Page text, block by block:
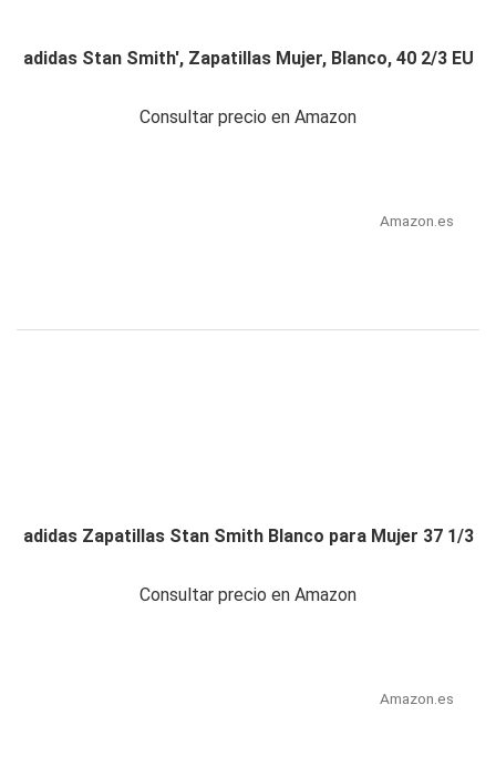
adidas Stan Smith', Zapatillas Mujer, Blanco, 40 2/3 EU
Consultar precio en Amazon
Amazon.es
adidas Zapatillas Stan Smith Blanco para Mujer 37 1/3
Consultar precio en Amazon
Amazon.es